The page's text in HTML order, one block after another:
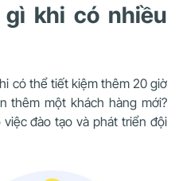
khi có nhiều
có thể tiết kiệm thêm 20 giờ
thêm một khách hàng mới?
đào tạo và phát triển đội